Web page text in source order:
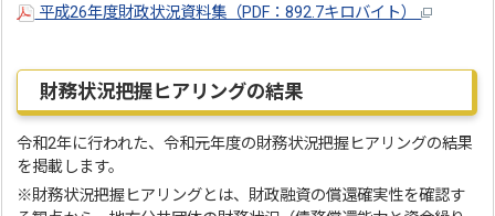
平成26年度財政状況資料集（PDF：892.7キロバイト）
財務状況把握ヒアリングの結果
令和2年に行われた、令和元年度の財務状況把握ヒアリングの結果
を掲載します。
※財務状況把握ヒアリングとは、財政融資の償還確実性を確認す